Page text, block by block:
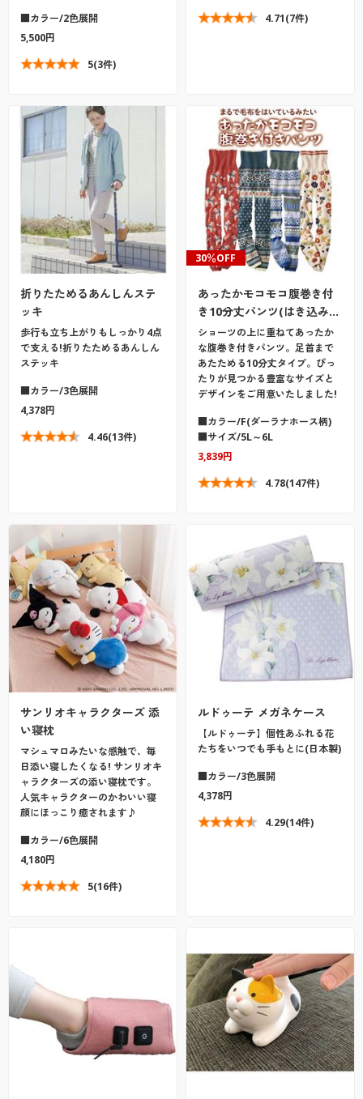
■カラー/2色展開
5,500円
5(3件)
4.71(7件)
折りたためるあんしんステ
ッキ
歩行も立ち上がりもしっかり4点
で支える!折りたためるあんしん
ステッキ
■カラー/3色展開
4,378円
4.46(13件)
30％OFF
あったかモコモコ腹巻き付
き10分丈パンツ(はき込み…
ショーツの上に重ねてあったか
な腹巻き付きパンツ。足首まで
あたためる10分丈タイプ。ぴっ
たりが見つかる豊富なサイズと
デザインをご用意いたしました!
■カラー/F(ダーラナホース柄)
■サイズ/5L～6L
3,839円
4.78(147件)
サンリオキャラクターズ 添
い寝枕
マシュマロみたいな感触で、毎
日添い寝したくなる! サンリオキ
ャラクターズの添い寝枕です。
人気キャラクターのかわいい寝
顔にほっこり癒されます♪
■カラー/6色展開
4,180円
5(16件)
ルドゥーテ メガネケース
【ルドゥーテ】個性あふれる花
たちをいつでも手もとに(日本製)
■カラー/3色展開
4,378円
4.29(14件)